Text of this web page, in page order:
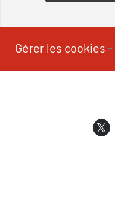
Gérer les cookies -